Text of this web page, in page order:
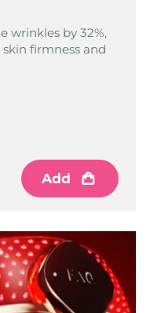
wrinkles by 32%,
firmness and
Add